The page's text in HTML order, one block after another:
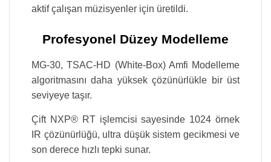
aktif çalışan müzisyenler için üretildi.
Profesyonel Düzey Modelleme
MG-30, TSAC-HD (White-Box) Amfi Modelleme
algoritmasını daha yüksek çözünürlükle bir üst
seviyeye taşır.
Çift NXP® RT işlemcisi sayesinde 1024 örnek
IR çözünürlüğü, ultra düşük sistem gecikmesi ve
son derece hızlı tepki sunar.